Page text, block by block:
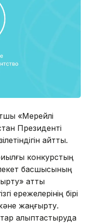
«Мерейлі
Президенті
айтты.
конкурстың
басшысының
атты
ережелерінің бірі
жаңғырту.
қалыптастыруда